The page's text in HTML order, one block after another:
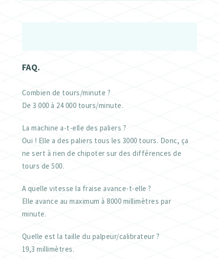
FAQ.
Combien de tours/minute ?
De 3 000 à 24 000 tours/minute.
La machine a-t-elle des paliers ?
Oui ! Elle a des paliers tous les 3000 tours. Donc, ça
ne sert à rien de chipoter sur des différences de
tours de 500.
A quelle vitesse la fraise avance-t-elle ?
Elle avance au maximum à 8000 millimètres par
minute.
Quelle est la taille du palpeur/calibrateur ?
19,3 millimètres.